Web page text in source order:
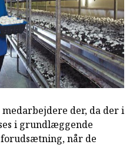
der, da der i
i grundlæggende
når de